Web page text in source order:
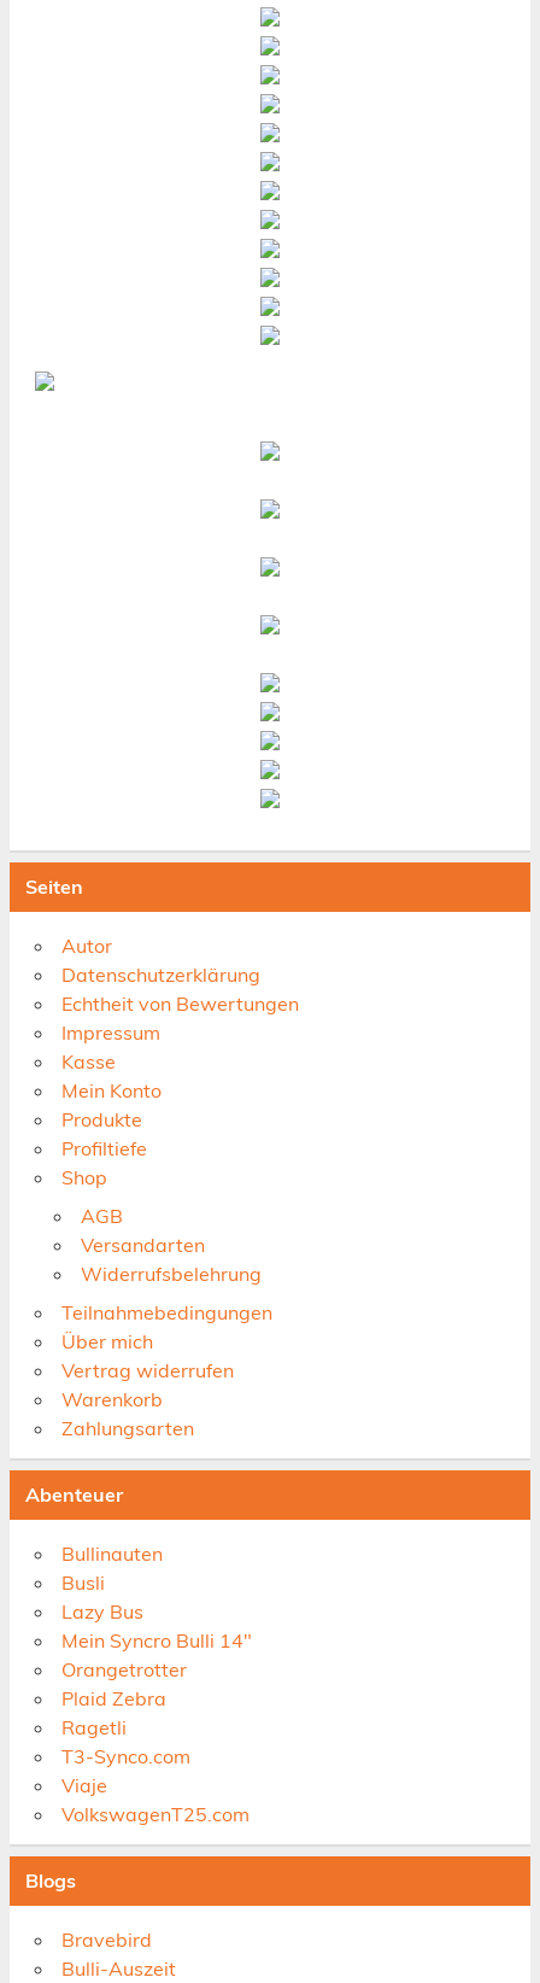
Seiten
Autor
Datenschutzerklärung
Echtheit von Bewertungen
Impressum
Kasse
Mein Konto
Produkte
Profiltiefe
Shop
AGB
Versandarten
Widerrufsbelehrung
Teilnahmebedingungen
Über mich
Vertrag widerrufen
Warenkorb
Zahlungsarten
Abenteuer
Bullinauten
Busli
Lazy Bus
Mein Syncro Bulli 14"
Orangetrotter
Plaid Zebra
Ragetli
T3-Synco.com
Viaje
VolkswagenT25.com
Blogs
Bravebird
Bulli-Auszeit